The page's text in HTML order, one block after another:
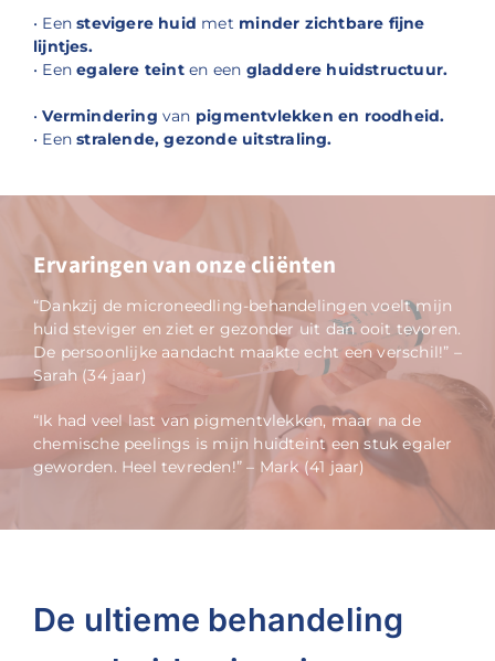
• Eenstevigere huid met minder zichtbare fijne
lijntjes.
• Eenegalere teinten een gladdere huidstructuur.
•Vermindering van pigmentvlekken en roodheid.
• Een stralende, gezonde uitstraling.
Ervaringen van onze cliënten
“Dankzij de microneedling-behandelingen voelt mijn
huid steviger en ziet er gezonder uit dan ooit tevoren.
De persoonlijke aandacht maakte echt een verschil!” –
Sarah (34 jaar)
“Ik had veel last van pigmentvlekken, maar na de
chemische peelings is mijn huidteint een stuk egaler
geworden. Heel tevreden!” – Mark (41 jaar)
De ultieme behandeling